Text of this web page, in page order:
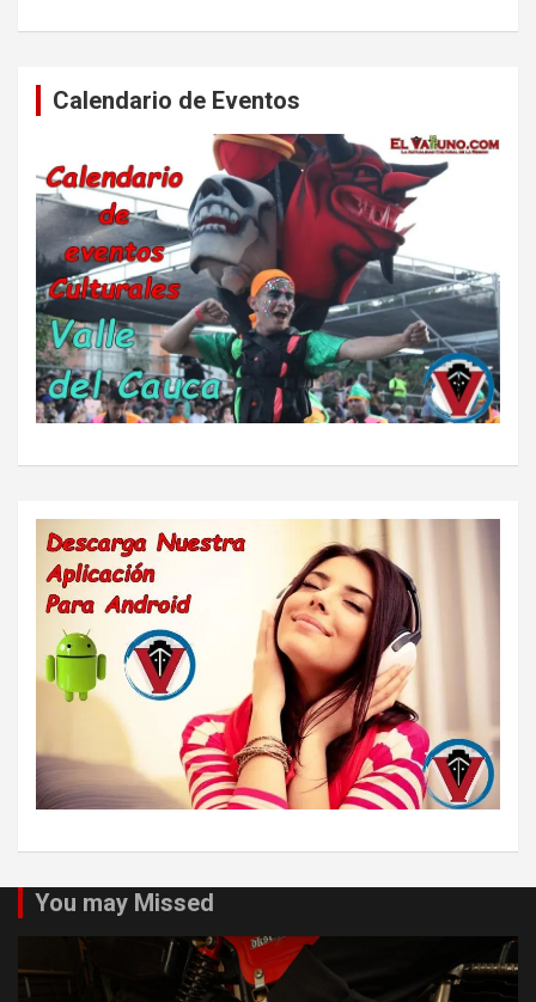
Calendario de Eventos
You may Missed